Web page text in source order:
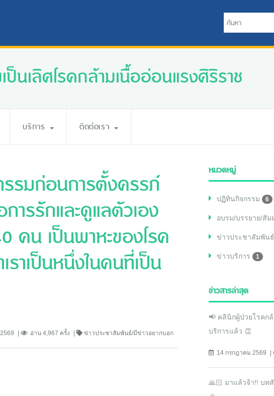
ป็นเลิศโรคกล้ามเนื้ออ่อนแรงศิริราช
บริการ ติดต่อเรา
รมก่อนการตั้งครรภ์
ารรักและดูแลตัวเอง
คน เป็นพาหะของโรค
าเป็นหนึ่งในคนที่เป็น
อ่าน 4,967 ครั้ง ข่าวประชาสัมพันธ์/มีข่าวอยากบอก
หมวดหมู่
ปฏิทินกิจกรรม 6
อบรม/บรรยาย/สั
ข่าวประชาสัมพัน
ข่าวบริการ 1
ข่าวสารล่าสุด
📢 คลินิกผู้ป่วยโรคก
บริการแล้ว 👏
14 กรกฎาคม 2569
🙏🏻 มาแล้วจ้า!! บท